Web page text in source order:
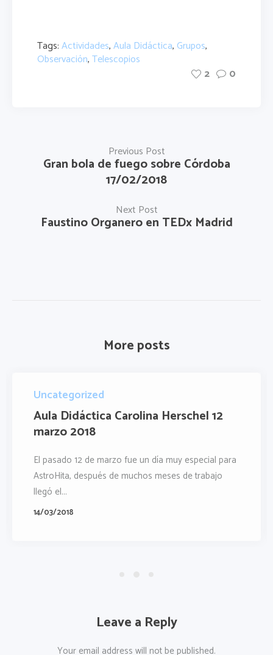
Tags:Actividades,Aula Didáctica, Grupos,
Observación,Telescopios
2
0
Gran bola de fuego sobre Córdoba
17/02/2018
Previous Post
Faustino Organero en TEDx Madrid
Next Post
More posts
Uncategorized
Aula Didáctica Carolina Herschel 12
marzo 2018
El pasado 12 de marzo fue un día muy especial para
AstroHita, después de muchos meses de trabajo
llegó el...
14/03/2018
Leave a Reply
Your email address will not be published.